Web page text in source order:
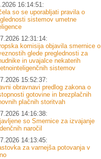
16:14:51:
so se uporabljati pravila o
sistemov umetne
12:31:14:
komisija objavila smernice o
glede preglednosti za
in uvajalce nekaterih
sistemov
15:52:37:
obravnavi predlog zakona o
gotovine in brezplačnih
plačnih storitvah
14:16:38:
so Smernice za izvajanje
naročil
14:13:45:
za varnejša potovanja v